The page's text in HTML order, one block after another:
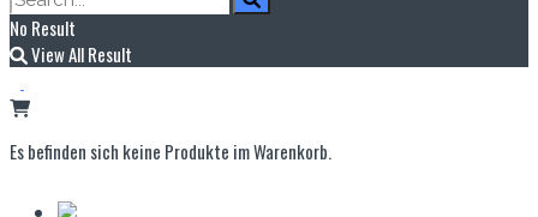
No Result
View All Result
Es befinden sich keine Produkte im Warenkorb.